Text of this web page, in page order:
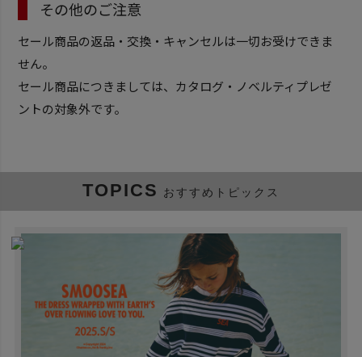
その他のご注意
セール商品の返品・交換・キャンセルは一切お受けできま
せん。
セール商品につきましては、カタログ・ノベルティプレゼ
ントの対象外です。
TOPICS おすすめトピックス